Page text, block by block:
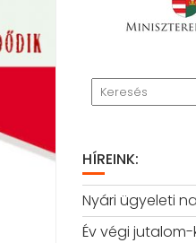
HÍREINK:
Nyári ügyeleti
Év végi